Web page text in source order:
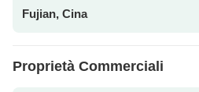
Fujian, Cina
Proprietà Commerciali